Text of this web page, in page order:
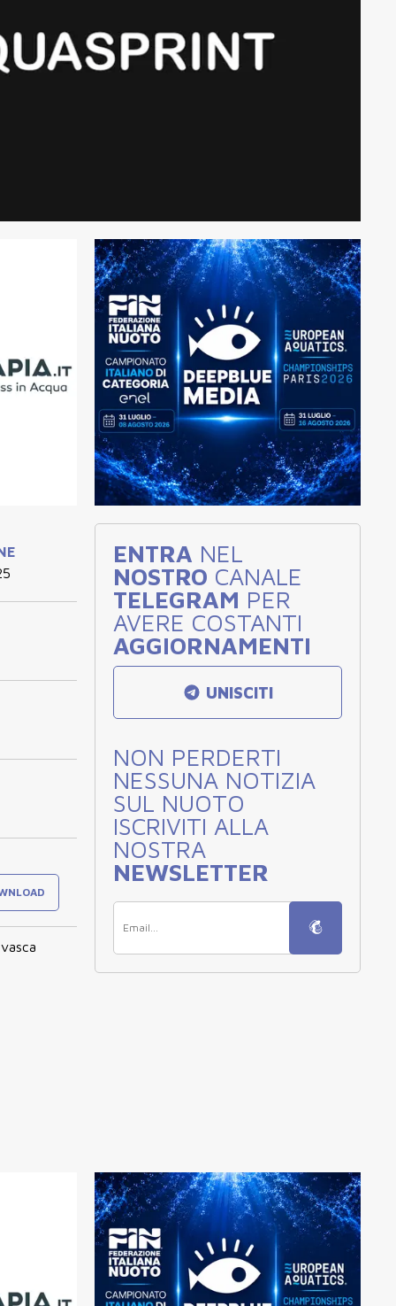
ENTRA NEL
NOSTRO CANALE
TELEGRAM PER
AVERE COSTANTI
AGGIORNAMENTI
UNISCITI
NON PERDERTI
NESSUNA NOTIZIA
SUL NUOTO
ISCRIVITI ALLA
NOSTRA
NEWSLETTER